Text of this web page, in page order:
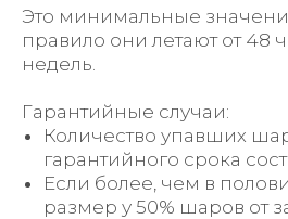
Это минимальные
правило они летают от 48
недель.
Гарантийные случаи:
Количество упавших
гарантийного срока
Если более, чем в
размер у 50% шаров от